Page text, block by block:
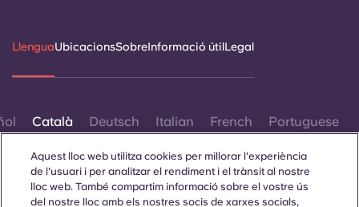
LlenguaUbicacionsSobreInformació útilLegal
Català Deutsch Italian French Portuguese
Aquest lloc web utilitza cookies per millorar l'experiència
de l'usuari i per analitzar el rendiment i el trànsit al nostre
lloc web. També compartim informació sobre el vostre ús
del nostre lloc amb els nostres socis de xarxes socials,